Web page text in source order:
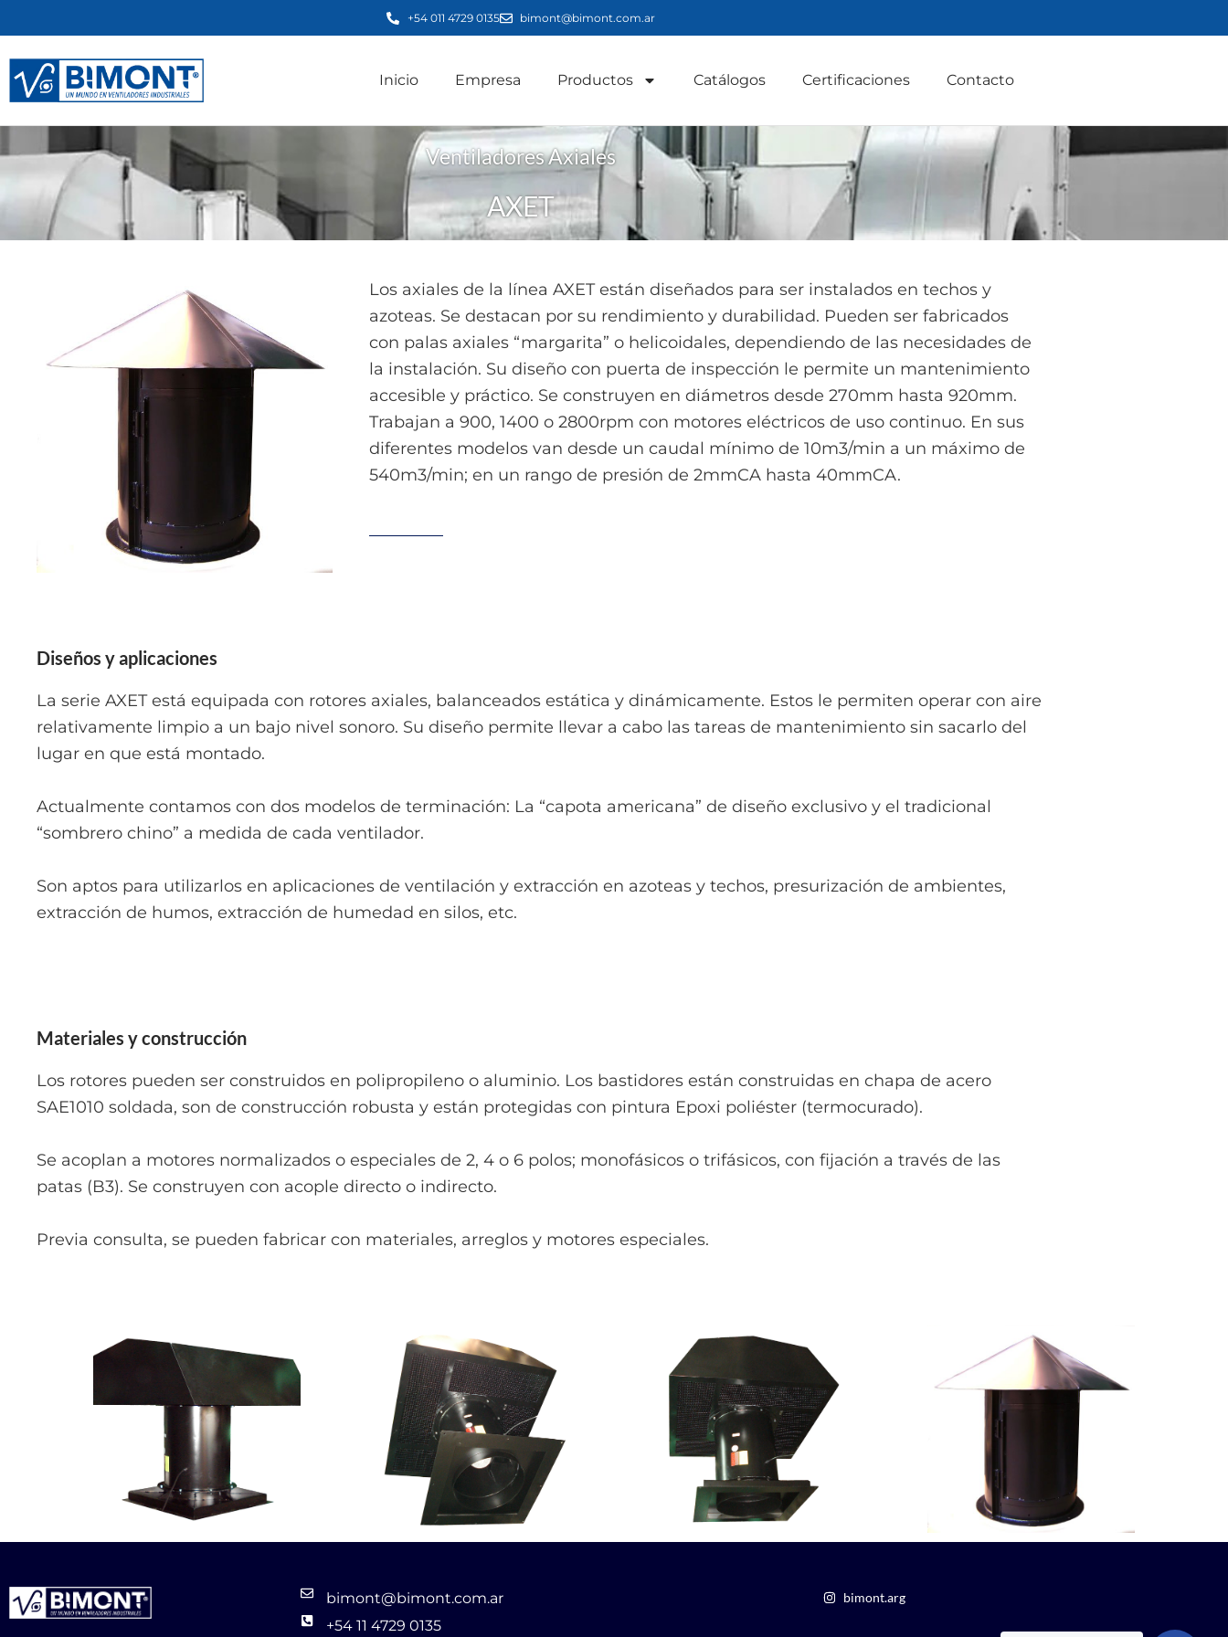
al
contenido
+54 011 4729 0135 bimont@bimont.com.ar
Inicio Empresa Productos Catálogos Certificaciones Contacto
Ventiladores Axiales
AXET
Los axiales de la línea AXET están diseñados para ser instalados en techos y
azoteas. Se destacan por su rendimiento y durabilidad. Pueden ser fabricados
con palas axiales “margarita” o helicoidales, dependiendo de las necesidades de
la instalación. Su diseño con puerta de inspección le permite un mantenimiento
accesible y práctico. Se construyen en diámetros desde 270mm hasta 920mm.
Trabajan a 900, 1400 o 2800rpm con motores eléctricos de uso continuo. En sus
diferentes modelos van desde un caudal mínimo de 10m3/min a un máximo de
540m3/min; en un rango de presión de 2mmCA hasta 40mmCA.
Diseños y aplicaciones
La serie AXET está equipada con rotores axiales, balanceados estática y dinámicamente. Estos le permiten operar con aire
relativamente limpio a un bajo nivel sonoro. Su diseño permite llevar a cabo las tareas de mantenimiento sin sacarlo del
lugar en que está montado.
Actualmente contamos con dos modelos de terminación: La “capota americana” de diseño exclusivo y el tradicional
“sombrero chino” a medida de cada ventilador.
Son aptos para utilizarlos en aplicaciones de ventilación y extracción en azoteas y techos, presurización de ambientes,
extracción de humos, extracción de humedad en silos, etc.
Materiales y construcción
Los rotores pueden ser construidos en polipropileno o aluminio. Los bastidores están construidas en chapa de acero
SAE1010 soldada, son de construcción robusta y están protegidas con pintura Epoxi poliéster (termocurado).
Se acoplan a motores normalizados o especiales de 2, 4 o 6 polos; monofásicos o trifásicos, con fijación a través de las
patas (B3). Se construyen con acople directo o indirecto.
Previa consulta, se pueden fabricar con materiales, arreglos y motores especiales.
bimont@bimont.com.ar
+54 11 4729 0135
bimont.arg